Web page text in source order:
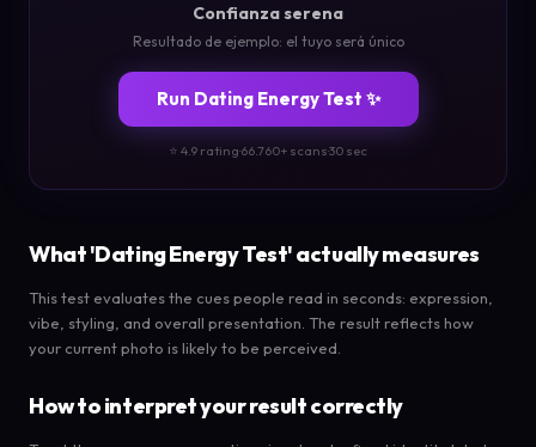
Confianza serena
Resultado de ejemplo: el tuyo será único
Run Dating Energy Test ✨
⭐ 4.9 rating·66.760+ scans·30 sec
What 'Dating Energy Test' actually measures
This test evaluates the cues people read in seconds: expression,
vibe, styling, and overall presentation. The result reflects how
your current photo is likely to be perceived.
How to interpret your result correctly